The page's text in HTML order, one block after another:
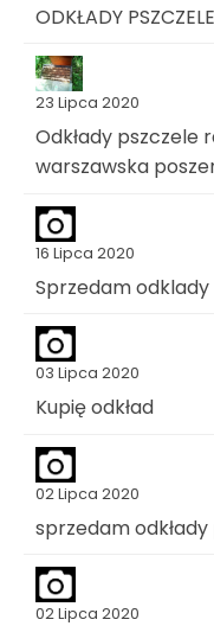
ODKŁADY
23 Lipca 2020
Odkłady pszczele
warszawska
16 Lipca 2020
Sprzedam
03 Lipca 2020
Kupię odkład
02 Lipca 2020
sprzedam
02 Lipca 2020